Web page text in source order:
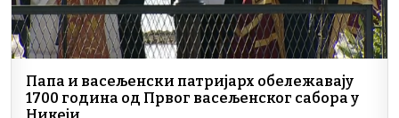
Папа и васељенски патријарх обележавају
1700 година од Првог васељенског сабора у